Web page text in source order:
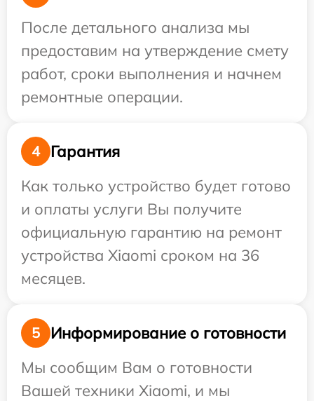
После детального анализа мы
предоставим на утверждение смету
работ, сроки выполнения и начнем
ремонтные операции.
4
Гарантия
Как только устройство будет готово
и оплаты услуги Вы получите
официальную гарантию на ремонт
устройства Xiaomi сроком на 36
месяцев.
5
Информирование о готовности
Мы сообщим Вам о готовности
Вашей техники Xiaomi, и мы